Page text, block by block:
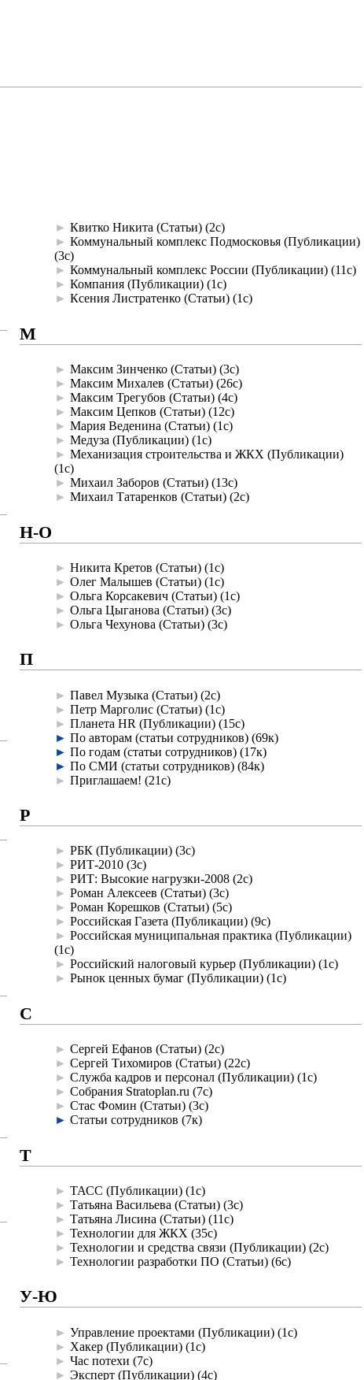
► Квитко Никита (Статьи)‎ (2с)
► Коммунальный комплекс Подмосковья (Публикации)
(3с)
► Коммунальный комплекс России (Публикации)‎ (11с)
► Компания (Публикации)‎ (1с)
► Ксения Листратенко (Статьи)‎ (1с)
М
► Максим Зинченко (Статьи)‎ (3с)
► Максим Михалев (Статьи)‎ (26с)
► Максим Трегубов (Статьи)‎ (4с)
► Максим Цепков (Статьи)‎ (12с)
► Мария Веденина (Статьи)‎ (1с)
► Медуза (Публикации)‎ (1с)
► Механизация строительства и ЖКХ (Публикации)
(1с)
► Михаил Заборов (Статьи)‎ (13с)
► Михаил Татаренков (Статьи)‎ (2с)
Н-О
► Никита Кретов (Статьи)‎ (1с)
► Олег Малышев (Статьи)‎ (1с)
► Ольга Корсакевич (Статьи)‎ (1с)
► Ольга Цыганова (Статьи)‎ (3с)
► Ольга Чехунова (Статьи)‎ (3с)
П
► Павел Музыка (Статьи)‎ (2с)
► Петр Марголис (Статьи)‎ (1с)
► Планета HR (Публикации)‎ (15с)
► По авторам (статьи сотрудников)‎ (69к)
► По годам (статьи сотрудников)‎ (17к)
► По СМИ (статьи сотрудников)‎ (84к)
► Приглашаем! (21с)
Р
► РБК (Публикации)‎ (3с)
► РИТ-2010‎ (3с)
► РИТ: Высокие нагрузки-2008‎ (2с)
► Роман Алексеев (Статьи)‎ (3с)
► Роман Корешков (Статьи)‎ (5с)
► Российская Газета (Публикации)‎ (9с)
► Российская муниципальная практика (Публикации)
(1с)
► Российский налоговый курьер (Публикации)‎ (1с)
► Рынок ценных бумаг (Публикации)‎ (1с)
С
► Сергей Ефанов (Статьи)‎ (2с)
► Сергей Тихомиров (Статьи)‎ (22с)
► Служба кадров и персонал (Публикации)‎ (1с)
► Собрания Stratoplan.ru (7с)
► Стас Фомин (Статьи)‎ (3с)
► Статьи сотрудников (7к)
Т
► ТАСС (Публикации)‎ (1с)
► Татьяна Васильева (Статьи)‎ (3с)
► Татьяна Лисина (Статьи)‎ (11с)
► Технологии для ЖКХ (35с)
► Технологии и средства связи (Публикации)‎ (2с)
► Технологии разработки ПО (Статьи)‎ (6с)
У-Ю
► Управление проектами (Публикации)‎ (1с)
► Хакер (Публикации)‎ (1с)
► Час потехи (7с)
► Эксперт (Публикации)‎ (4с)